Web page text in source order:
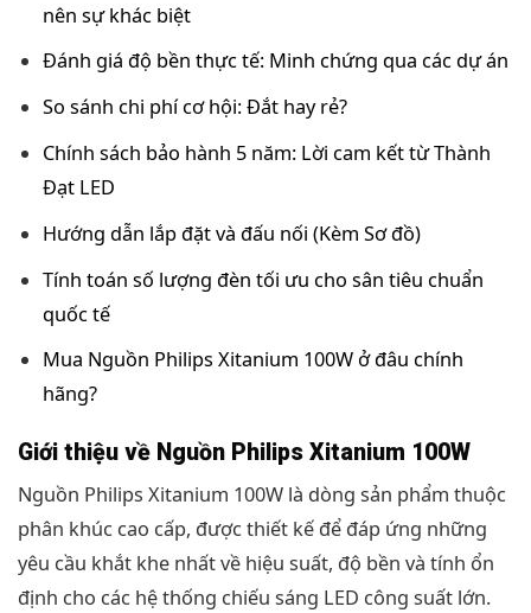
nên sự khác biệt
Đánh giá độ bền thực tế: Minh chứng qua các dự án
So sánh chi phí cơ hội: Đắt hay rẻ?
Chính sách bảo hành 5 năm: Lời cam kết từ Thành
Đạt LED
Hướng dẫn lắp đặt và đấu nối (Kèm Sơ đồ)
Tính toán số lượng đèn tối ưu cho sân tiêu chuẩn
quốc tế
Mua Nguồn Philips Xitanium 100W ở đâu chính
hãng?
Giới thiệu về Nguồn Philips Xitanium 100W
Nguồn Philips Xitanium 100W là dòng sản phẩm thuộc
phân khúc cao cấp, được thiết kế để đáp ứng những
yêu cầu khắt khe nhất về hiệu suất, độ bền và tính ổn
định cho các hệ thống chiếu sáng LED công suất lớn.